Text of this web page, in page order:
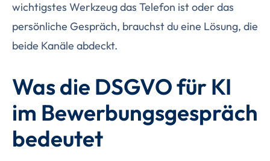
wichtigstes Werkzeug das Telefon ist oder das
persönliche Gespräch, brauchst du eine Lösung, die
beide Kanäle abdeckt.
Was die DSGVO für KI
im Bewerbungsgespräch
bedeutet